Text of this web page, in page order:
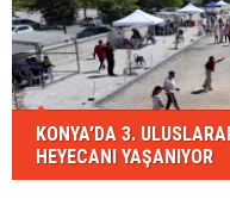
KONYA’DA 3.
HEYECANI YAŞANIYOR